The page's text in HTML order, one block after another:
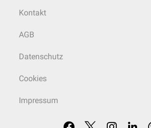
Kontakt
AGB
Datenschutz
Cookies
Impressum